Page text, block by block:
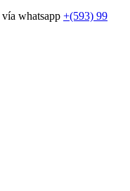
whatsapp +(593) 99